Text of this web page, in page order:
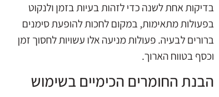
בדיקות אחת לשנה כדי לזהות בעיות בזמן ולנקוט
בפעולות מתאימות, במקום לחכות להופעת סימנים
ברורים לבעיה. פעולות מניעה אלו עשויות לחסוך זמן
וכסף בטווח הארוך.
הבנת החומרים הכימיים בשימוש